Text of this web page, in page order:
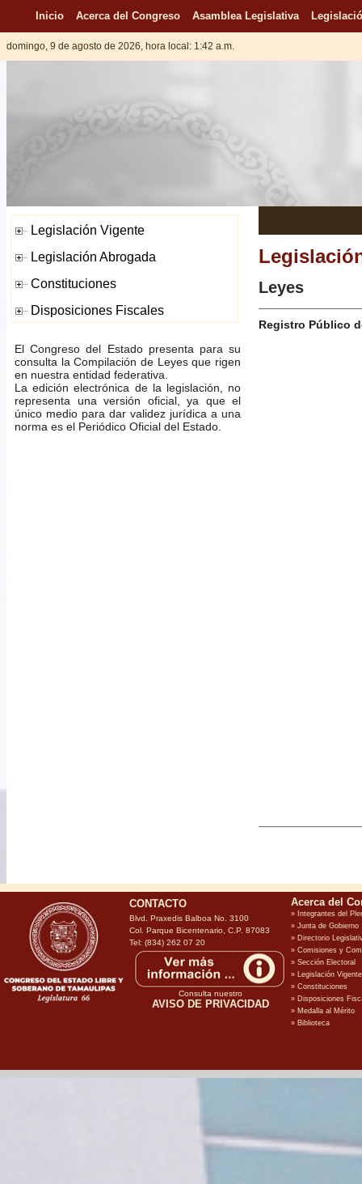
Inicio Acerca del Congreso Asamblea Legislativa
domingo, 9 de agosto de 2026, hora local: 1:42 a.m.
El Congreso del Estado presenta para su
consulta la Compilación de Leyes que rigen
en nuestra entidad federativa.
La edición electrónica de la legislación, no
representa una versión oficial, ya que el
único medio para dar validez jurídica a una
norma es el Periódico Oficial del Estado.
Leyes
Registro Público
CONTACTO
Blvd. Praxedis Balboa No. 3100
Col. Parque Bicentenario, C.P. 87083
Tel: (834) 262 07 20
Consulta nuestro
AVISO DE PRIVACIDAD